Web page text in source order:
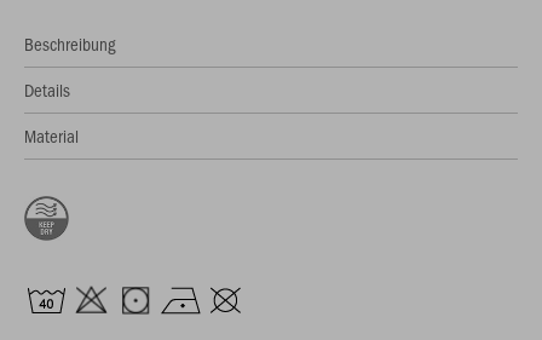
Beschreibung
Details
Material